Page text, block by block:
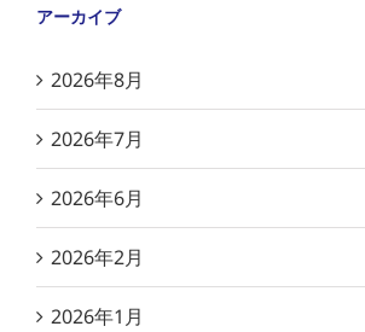
アーカイブ
2026年8月
2026年7月
2026年6月
2026年2月
2026年1月